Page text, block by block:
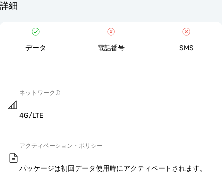
詳細
データ 電話番号 SMS
ネットワーク
4G/LTE
アクティベーション・ポリシー
パッケージは初回データ使用時にアクティベートされます。